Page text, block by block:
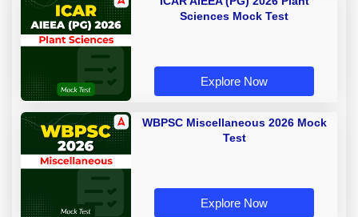
Sciences Mock Test
Explore Now
WBPSC Miscellaneous 2026 Mock
Test
Explore Now